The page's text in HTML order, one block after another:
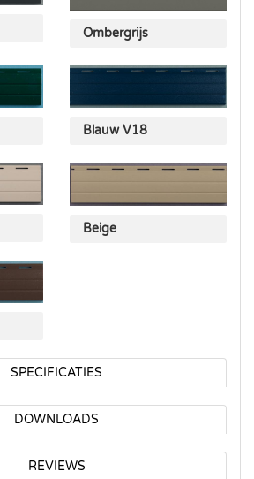
Ombergrijs
Blauw V18
Beige
SPECIFICATIES
DOWNLOADS
REVIEWS